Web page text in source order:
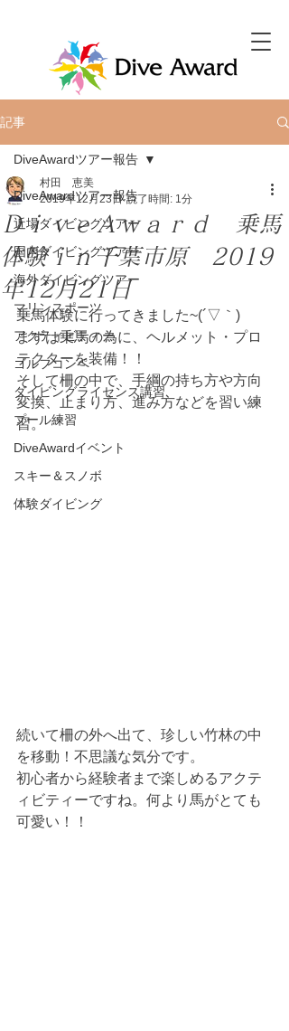
記事
DiveAwardツアー報告
近場ダイビングツアー
国内ダイビングツアー
海外ダイビングツアー
マリンスポーツ
アクティビティー
ゴルフコンペ
ダイビングライセンス講習
プール練習
DiveAwardイベント
スキー＆スノボ
体験ダイビング
DiveAwardツアー報告
ＤｉｖｅＡｗａｒｄ 乗馬
体験ｉｎ千葉市原 2019
年12月21日
村田 恵美
2019年12月23日 読了時間: 1分
乗馬体験に行ってきました~(´▽｀)
まずは乗馬の為に、ヘルメット・プロ
テクターを装備！！
そして柵の中で、手綱の持ち方や方向
変換、止まり方、進み方などを習い練
習。
続いて柵の外へ出て、珍しい竹林の中
を移動！不思議な気分です。
初心者から経験者まで楽しめるアクテ
ィビティーですね。何より馬がとても
可愛い！！